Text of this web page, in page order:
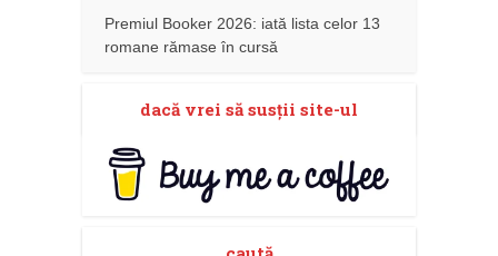
Premiul Booker 2026: iată lista celor 13
romane rămase în cursă
dacă vrei să susţii site-ul